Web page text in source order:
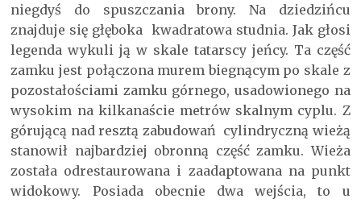
niegdyś do spuszczania brony. Na dziedzińcu
znajduje się głęboka kwadratowa studnia. Jak głosi
legenda wykuli ją w skale tatarscy jeńcy. Ta część
zamku jest połączona murem biegnącym po skale z
pozostałościami zamku górnego, usadowionego na
wysokim na kilkanaście metrów skalnym cyplu. Z
górującą nad resztą zabudowań cylindryczną wieżą
stanowił najbardziej obronną część zamku. Wieża
została odrestaurowana i zaadaptowana na punkt
widokowy. Posiada obecnie dwa wejścia, to u